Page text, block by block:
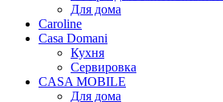
Для дома
Caroline
Casa Domani
Кухня
Сервировка
CASA MOBILE
Для дома